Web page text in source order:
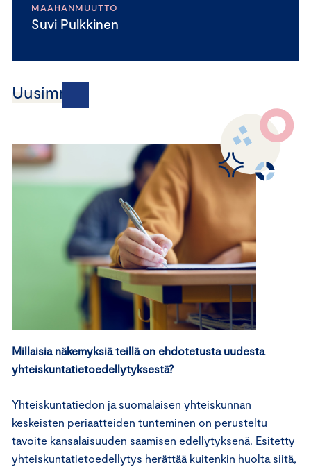
MAAHANMUUTTO
Suvi Pulkkinen
Uusimmat
Millaisia näkemyksiä teillä on ehdotetusta uudesta
yhteiskuntatietoedellytyksestä?
Yhteiskuntatiedon ja suomalaisen yhteiskunnan
keskeisten periaatteiden tunteminen on perusteltu
tavoite kansalaisuuden saamisen edellytyksenä. Esitetty
yhteiskuntatietoedellytys herättää kuitenkin huolta siitä,